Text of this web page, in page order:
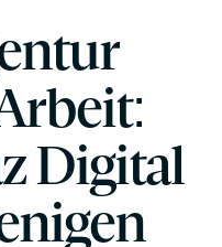
Digital